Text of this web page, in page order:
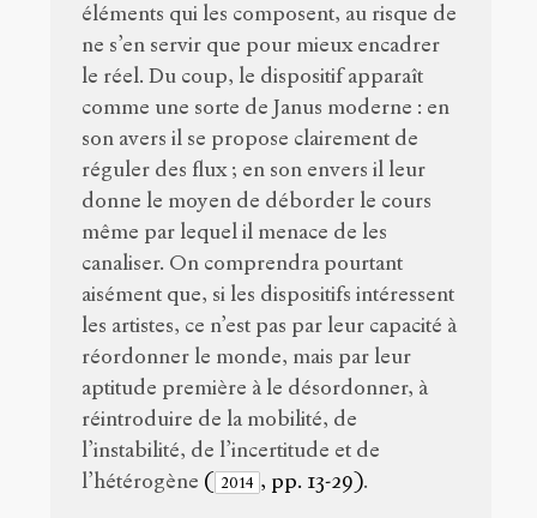
éléments qui les composent, au risque de
ne s’en servir que pour mieux encadrer
le réel. Du coup, le dispositif apparaît
comme une sorte de Janus moderne : en
son avers il se propose clairement de
réguler des flux ; en son envers il leur
donne le moyen de déborder le cours
même par lequel il menace de les
canaliser. On comprendra pourtant
aisément que, si les dispositifs intéressent
les artistes, ce n’est pas par leur capacité à
réordonner le monde, mais par leur
aptitude première à le désordonner, à
réintroduire de la mobilité, de
l’instabilité, de l’incertitude et de
l’hétérogène ( 2014 , pp. 13-29).